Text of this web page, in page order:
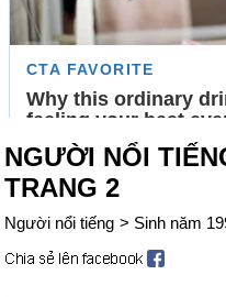
NGƯỜI NỔI
TRANG 2
Người nổi tiếng > Sinh năm